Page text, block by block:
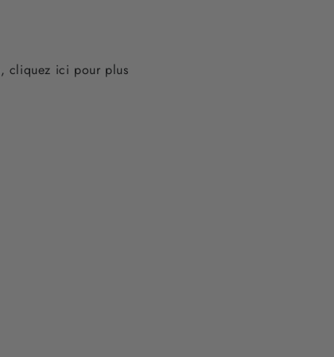
, cliquez ici pour plus